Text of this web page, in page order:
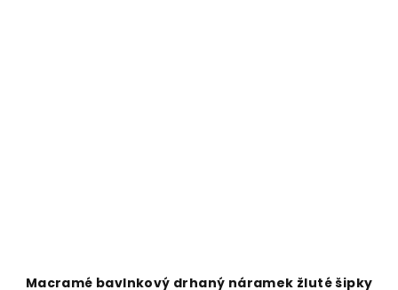
Macramé bavlnkový drhaný náramek žluté šipky